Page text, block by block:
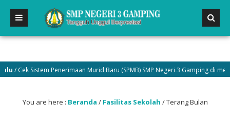
/ Cek Sistem Penerimaan Murid Baru (SPMB) SMP Negeri 3 Gamping di menu
You are here : Beranda / Fasilitas Sekolah /Terang Bulan